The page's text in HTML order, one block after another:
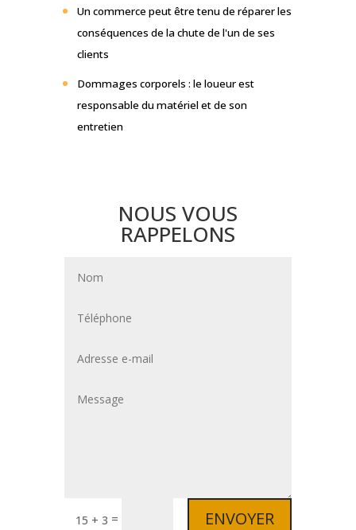
Un commerce peut être tenu de réparer les
conséquences de la chute de l'un de ses
clients
Dommages corporels : le loueur est
responsable du matériel et de son
entretien
NOUS VOUS
RAPPELONS
15 + 3 = ENVOYER